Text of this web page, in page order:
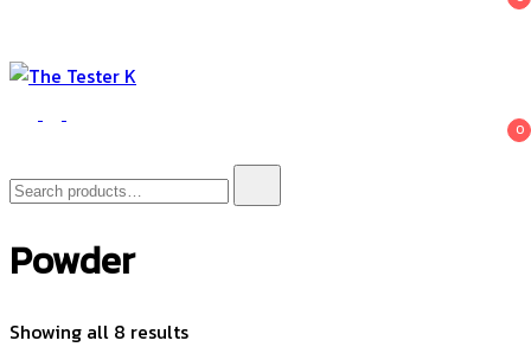
The Tester K
Korean cosmetics 0
Search
for:
Powder
Showing all 8 resultsSorted